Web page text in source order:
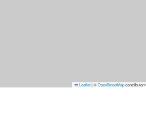
Leaflet|©OpenStreetMapcontributors